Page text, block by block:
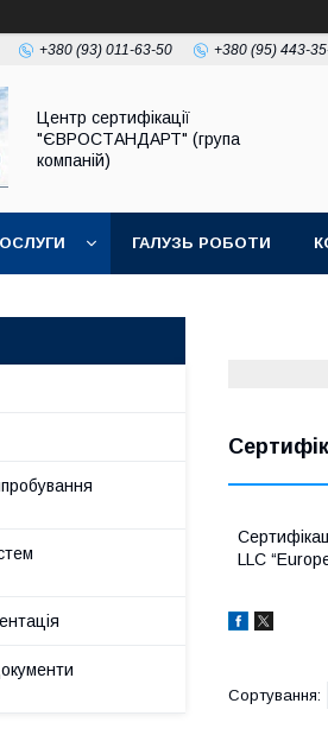
+380 (93) 011-63-50 +380 (95) 443-
Центр сертифікації
"ЄВРОСТАНДАРТ" (група
компаній)
ГАЛУЗЬ РОБОТИ
LLC